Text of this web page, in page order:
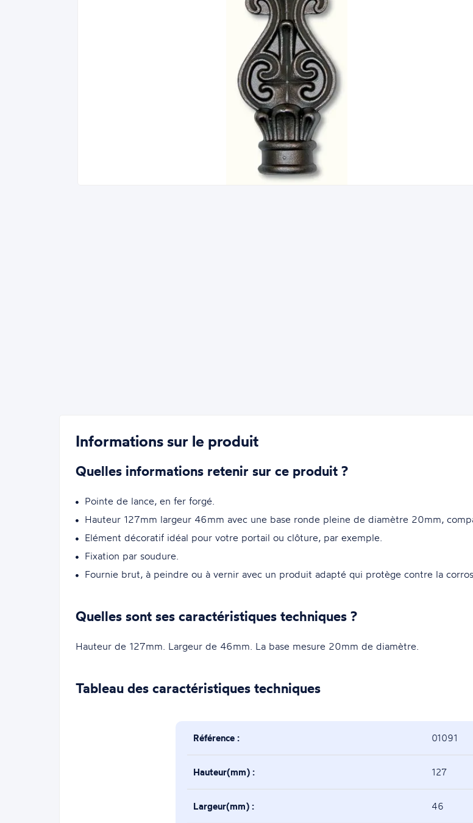
Informations sur le produit
Quelles informations retenir sur ce produit ?
Pointe de lance, en fer forgé.
Hauteur 127mm largeur 46mm avec une base ronde pleine de diamètre 20mm,
Elément décoratif idéal pour votre portail ou clôture, par exemple.
Fixation par soudure.
Fournie brut, à peindre ou à vernir avec un produit adapté qui protège contre la
Quelles sont ses caractéristiques techniques ?
Hauteur de 127mm. Largeur de 46mm. La base mesure 20mm de diamètre.
Tableau des caractéristiques techniques
Référence : 01091
Hauteur(mm) : 127
Largeur(mm) : 46